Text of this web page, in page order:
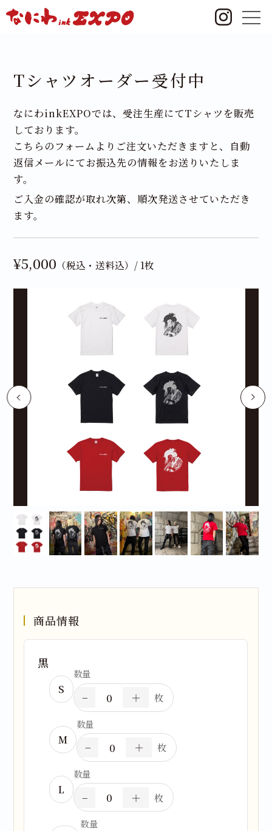
Tシャツオーダー受付中
なにわinkEXPOでは、受注生産にてTシャツを販売
しております。
こちらのフォームよりご注文いただきますと、自動
返信メールにてお振込先の情報をお送りいたしま
す。
ご入金の確認が取れ次第、順次発送させていただき
ます。
¥5,000 （税込・送料込）/ 1枚
商品情報
黒
S
数量
− ＋ 枚
M
数量
− ＋ 枚
L
数量
− ＋ 枚
数量